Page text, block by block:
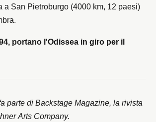
a San Pietroburgo (4000 km, 12 paesi)
portano l'Odissea in giro per il
parte di Backstage Magazine, la rivista
Arts Company.